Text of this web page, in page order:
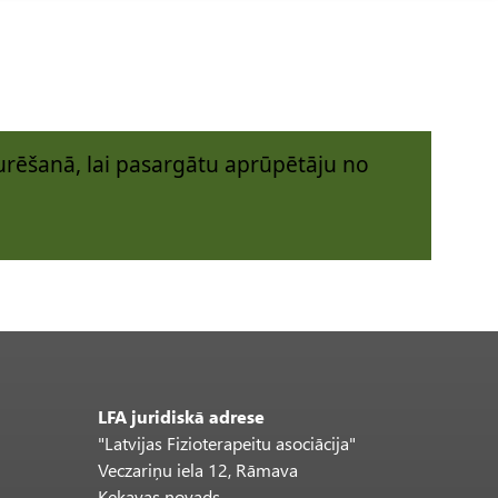
lai pasargātu aprūpētāju no
LFA juridiskā adrese
"Latvijas Fizioterapeitu asociācija"
Veczariņu iela 12, Rāmava